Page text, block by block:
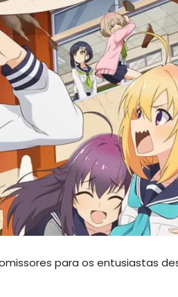
para os entusiastas